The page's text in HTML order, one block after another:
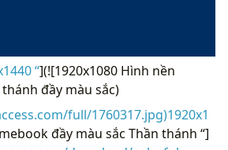
“](![1920x1080 Hình nền
đầy màu sắc)
full/1760317.jpg)1920x1
đầy màu sắc Thần thánh “]